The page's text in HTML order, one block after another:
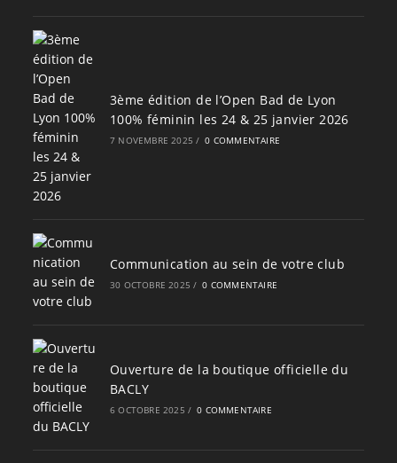
3ème édition de l’Open Bad de Lyon
100% féminin les 24 & 25 janvier 2026
7 NOVEMBRE 2025 / 0 COMMENTAIRE
Communication au sein de votre club
30 OCTOBRE 2025 / 0 COMMENTAIRE
Ouverture de la boutique officielle du
BACLY
6 OCTOBRE 2025 / 0 COMMENTAIRE